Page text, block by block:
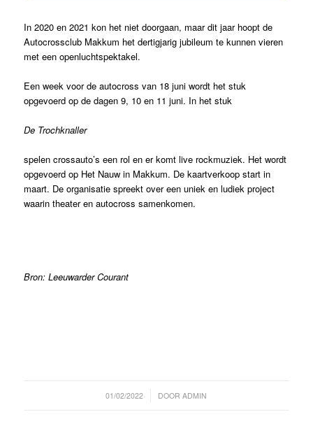
In 2020 en 2021 kon het niet doorgaan, maar dit jaar hoopt de
Autocrossclub Makkum het dertigjarig jubileum te kunnen vieren
met een openluchtspektakel.
Een week voor de autocross van 18 juni wordt het stuk
opgevoerd op de dagen 9, 10 en 11 juni. In het stuk
De Trochknaller
spelen crossauto’s een rol en er komt live rockmuziek. Het wordt
opgevoerd op Het Nauw in Makkum. De kaartverkoop start in
maart. De organisatie spreekt over een uniek en ludiek project
waarin theater en autocross samenkomen.
Bron: Leeuwarder Courant
01/02/2022
/ DOORADMIN